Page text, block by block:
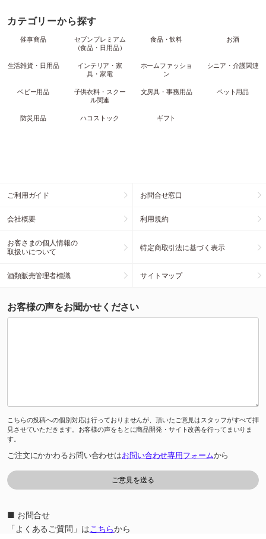
カテゴリーから探す
催事商品
セブンプレミアム
（食品・日用品）
食品・飲料 お酒
生活雑貨・日用品
インテリア・家
具・家電
ホームファッショ
ン
シニア・介護関連
ベビー用品
子供衣料・スクー
ル関連
文房具・事務用品 ペット用品
防災用品 ハコストック ギフト
ご利用ガイド お問合せ窓口
会社概要 利用規約
お客さまの個人情報の
取扱いについて
特定商取引法に基づく表示
酒類販売管理者標識 サイトマップ
お客様の声をお聞かせください
こちらの投稿への個別対応は行っておりませんが、頂いたご意見はスタッフがすべて拝
見させていただきます。お客様の声をもとに商品開発・サイト改善を行ってまいりま
す。
ご注文にかかわるお問い合わせはお問い合わせ専用フォームから
■ お問合せ
「よくあるご質問」はこちらから